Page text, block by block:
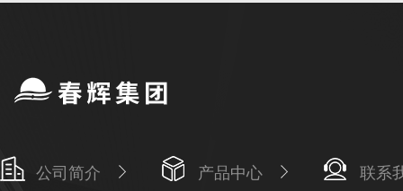
公司简介 产品中心 联系